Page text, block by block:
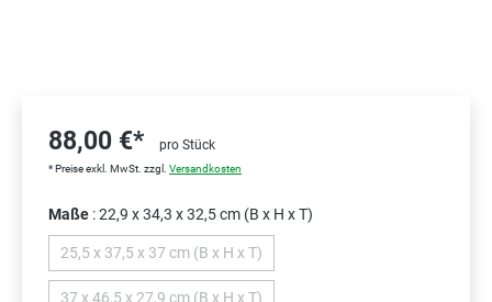
88,00 €* pro Stück
* Preise exkl. MwSt. zzgl. Versandkosten
Maße : 22,9 x 34,3 x 32,5 cm (B x H x T)
25,5 x 37,5 x 37 cm (B x H x T)(Diese Option ist zurzeit nicht verfügbar.)
37 x 46,5 x 27,9 cm (B x H x T)